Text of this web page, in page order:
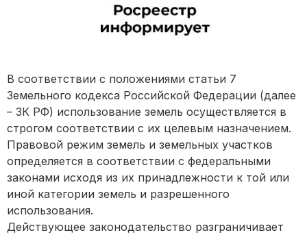
В соответствии с положениями статьи 7
Земельного кодекса Российской Федерации (далее
– ЗК РФ) использование земель осуществляется в
строгом соответствии с их целевым назначением.
Правовой режим земель и земельных участков
определяется в соответствии с федеральными
законами исходя из их принадлежности к той или
иной категории земель и разрешенного
использования.
Действующее законодательство разграничивает